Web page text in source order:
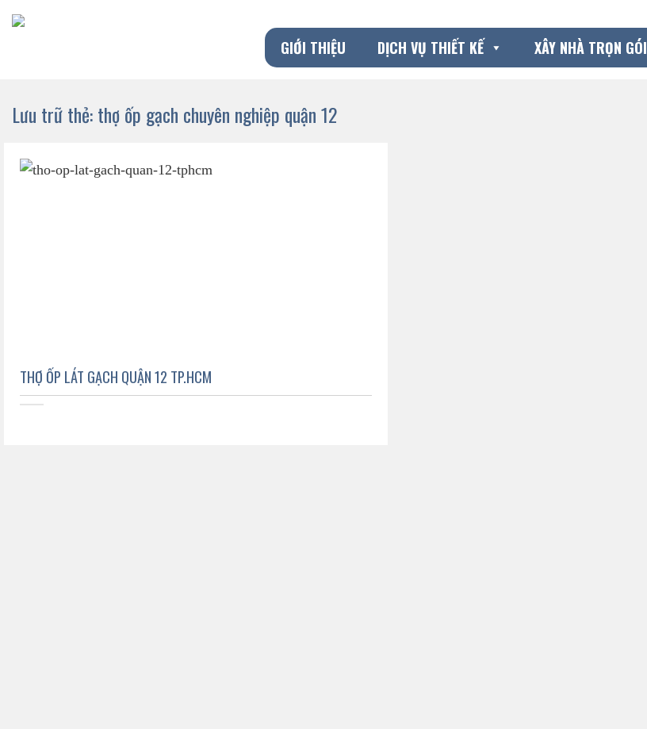
Chuyển
đến
GIỚI THIỆU DỊCH VỤ THIẾT KẾ XÂY NHÀ TRỌN GÓI
Lưu trữ thẻ:thợ ốp gạch chuyên nghiệp quận 12
THỢ ỐP LÁT GẠCH QUẬN 12 TP.HCM